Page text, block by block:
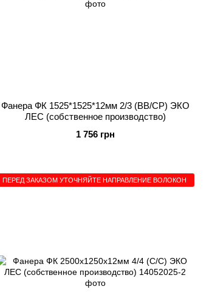
Фанера ФК 1525*1525*12мм 2/3 (BB/СР) ЭКО
ЛЕС (собственное производство)
1 756 грн
ПЕРЕД ЗАКАЗОМ УТОЧНЯЙТЕ НАПРАВЛЕНИЕ ВОЛОКОН